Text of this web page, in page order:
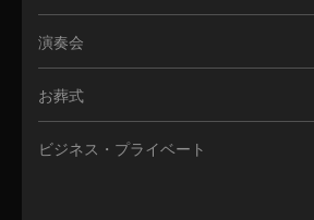
演奏会
お葬式
ビジネス・プライベート